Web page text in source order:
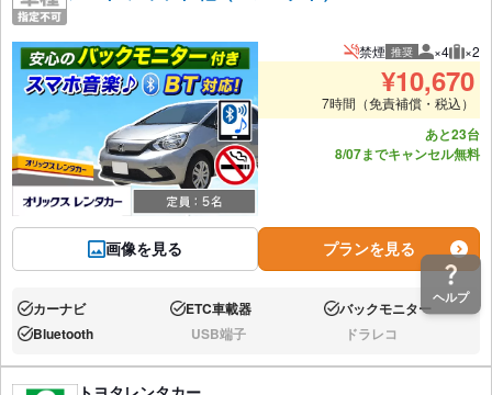
画像を見る
禁煙 推奨 推奨人数
×4 推
×2
¥10,670
7時間（免責補償・税込）
あと23台
8/07までキャンセル無料
プランを見る
あり:カーナビ あり:ETC車載器 あり:バックモニター
あり:Bluetooth なし:USB端子 なし:ドラレコ
ヘルプ